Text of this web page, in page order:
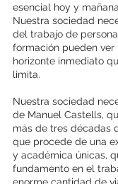
esencial hoy y
Nuestra sociedad
del trabajo de
formación pueden ver
horizonte inmediato
limita.
Nuestra sociedad
de Manuel Castells,
más de tres décadas
que procede de una
y académica únicas,
fundamento en el
enorme cantidad de